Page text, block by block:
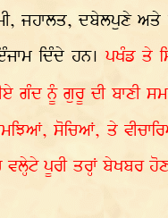
ਜਹਾਲਤ, ਦਬੇਲਪੁਣੇ
ਦਿੰਦੇ ਹਨ। ਪਖੰਡ ਤੇ
ਗੰਦ ਨੂੰ ਗੁਰੂ ਦੀ ਬਾਣੀ
ਸੋਚਿਆਂ, ਤੇ
ਪੂਰੀ ਤਰ੍ਹਾਂ ਬੇਖਬਰ